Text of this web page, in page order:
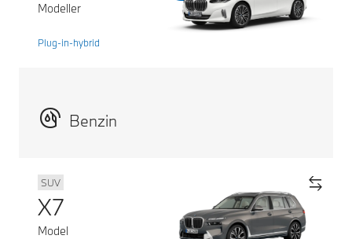
Modeller
Plug-in-hybrid
Benzin
SUV
X7
Model